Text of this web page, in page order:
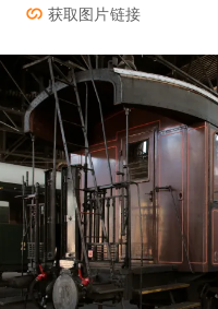
获取图片链接